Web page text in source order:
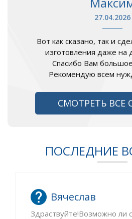
27.04.2026
Вот как сказано, так и
изготовления даже на
Спасибо Вам
Рекомендую всем
СМОТРЕТЬ ВСЕ
ПОСЛЕДНИЕ
Вячеслав
Здраствуйте!Возможно ли